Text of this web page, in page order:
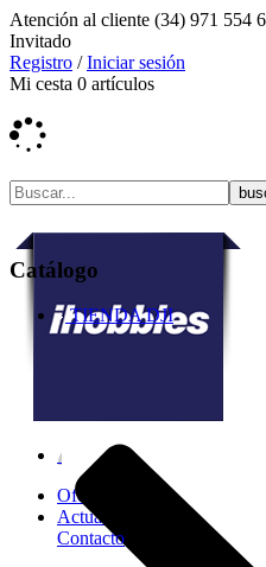
Atención al cliente (34) 971 554
Invitado
Registro /Iniciar sesión
Mi cesta 0 artículos
Ofertas
Actualidad
Contacto
Catálogo
TIENDA DJI